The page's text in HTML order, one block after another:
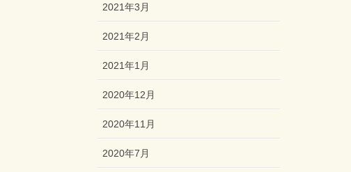
2021年3月
2021年2月
2021年1月
2020年12月
2020年11月
2020年7月